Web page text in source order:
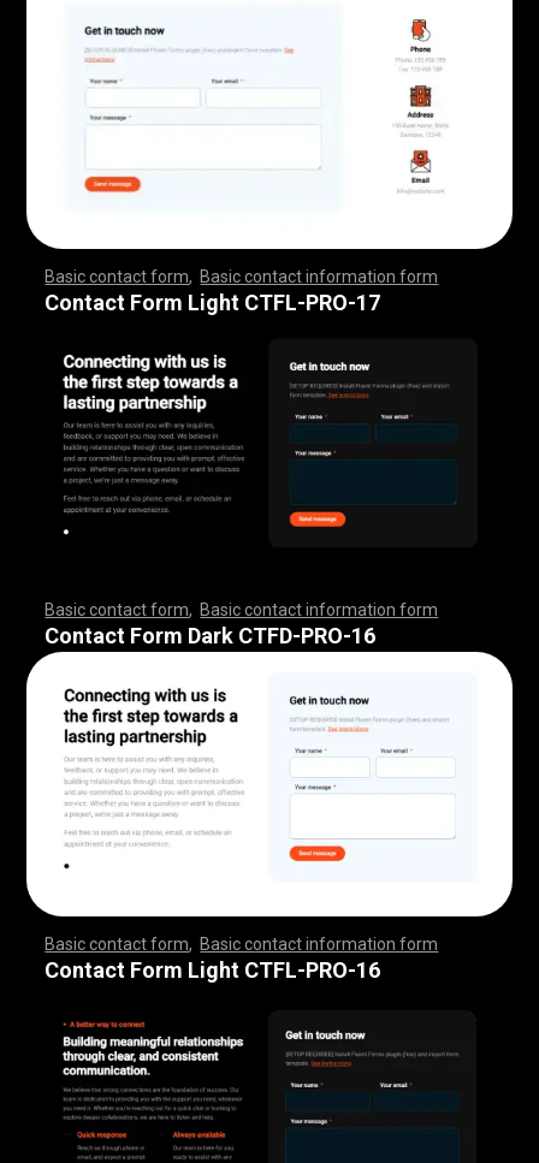
Basic contact form ,Basic contact information form
,,,,,,,,,,,,,,,,,,,,, ,,,,,,,,,,,,,,,,,,,,,,,,,,,,,,,,,,
,,,,,,,,,,,,,,,,,,,,, ,,,,,,,,,,,,,,,,,,,,,,,,,,,
Contact Form Light CTFL-PRO-17
Basic contact form Basic contact information form
,,,,,,,,,,,,,,,,,,,,, ,,,,,,,,,,,,,,,,,,,,,,,,,,,,,,,,,,
,,,,,,,,,,,,,,,,,,,,, ,,,,,,,,,,,,,,,,,,,,,,,,,,,
Contact Form Dark CTFD-PRO-16
Basic contact form Basic contact information form
,,,,,,,,,,,,,,,,,,,,, ,,,,,,,,,,,,,,,,,,,,,,,,,,,,,,,,,,
,,,,,,,,,,,,,,,,,,,,, ,,,,,,,,,,,,,,,,,,,,,,,,,,,
Contact Form Light CTFL-PRO-16